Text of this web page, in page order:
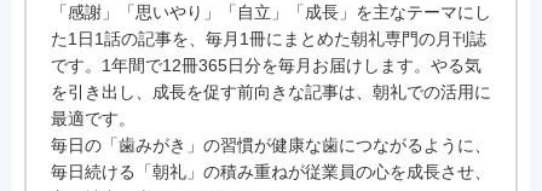
「感謝」「思いやり」「自立」「成長」を主なテーマにし
た1日1話の記事を、毎月1冊にまとめた朝礼専門の月刊誌
です。1年間で12冊365日分を毎月お届けします。やる気
を引き出し、成長を促す前向きな記事は、朝礼での活用に
最適です。
毎日の「歯みがき」の習慣が健康な歯につながるように、
毎日続ける「朝礼」の積み重ねが従業員の心を成長させ、